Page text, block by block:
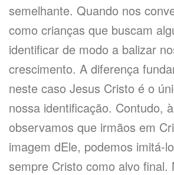
semelhante. Quando nos
como crianças que buscam
identificar de modo a balizar
crescimento. A diferença
neste caso Jesus Cristo é o
nossa identificação. Contudo,
observamos que irmãos em
imagem dEle, podemos imitá-
sempre Cristo como alvo final.